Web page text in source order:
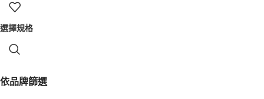
依品牌篩選
選擇規格